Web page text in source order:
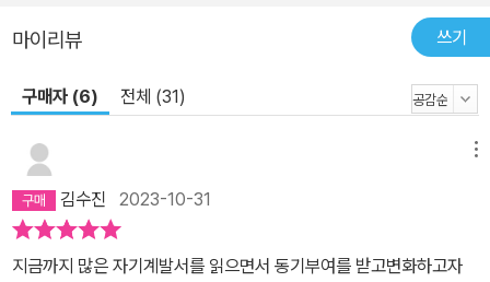
마이리뷰 쓰기
구매자 (6) 전체 (31)
김수진 2023-10-31
지금까지 많은 자기계발서를 읽으면서 동기부여를 받고변화하고자